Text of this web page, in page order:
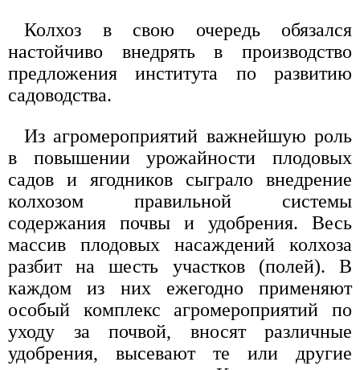
Колхоз в свою очередь обязался
настойчиво внедрять в производство
предложения института по развитию
садоводства.
Из агромероприятий важнейшую роль
в повышении урожайности плодовых
садов и ягодников сыграло внедрение
колхозом правильной системы
содержания почвы и удобрения. Весь
массив плодовых насаждений колхоза
разбит на шесть участков (полей). В
каждом из них ежегодно применяют
особый комплекс агромероприятий по
уходу за почвой, вносят различные
удобрения, высевают те или другие